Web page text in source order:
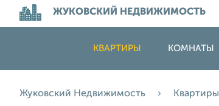
ЖУКОВСКИЙ НЕДВИЖИМОСТЬ
КВАРТИРЫ КОМНАТЫ
Жуковский Недвижимость Квартиры